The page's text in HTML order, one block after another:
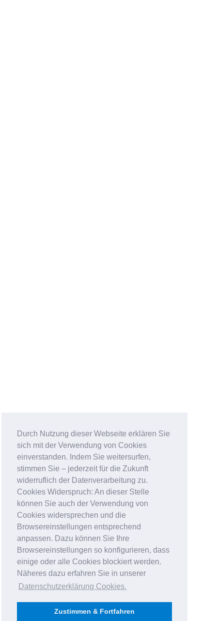
Durch Nutzung dieser Webseite erklären Sie
sich mit der Verwendung von Cookies
einverstanden. Indem Sie weitersurfen,
stimmen Sie – jederzeit für die Zukunft
widerruflich der Datenverarbeitung zu.
Cookies Widerspruch: An dieser Stelle
können Sie auch der Verwendung von
Cookies widersprechen und die
Browsereinstellungen entsprechend
anpassen. Dazu können Sie Ihre
Browsereinstellungen so konfigurieren, dass
einige oder alle Cookies blockiert werden.
Näheres dazu erfahren Sie in unserer
Datenschutzerklärung Cookies.
Zustimmen & Fortfahren